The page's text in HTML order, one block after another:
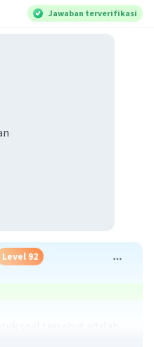
Jawaban terverifikasi
Level 92